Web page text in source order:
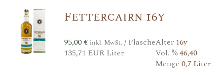
Fettercairn 16y
95,00€ inkl. MwSt. / Flasche
135,71 EUR Liter
Alter 16y
Vol. %46,40
Menge0,7 Liter